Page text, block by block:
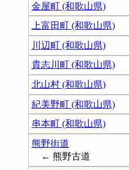
金屋町 (和歌山県)
上富田町 (和歌山県)
川辺町 (和歌山県)
貴志川町 (和歌山県)
北山村 (和歌山県)
紀美野町 (和歌山県)
串本町 (和歌山県)
熊野街道
← 熊野古道